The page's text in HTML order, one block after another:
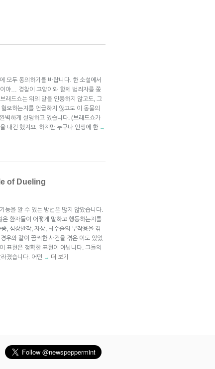
모두 동의하기를 바랍니다. 한 소설에서
야… 경찰이 고양이와 함께 범죄자를 쫓
래드쇼는 위의 말을 인용하지 않고도, 그
오하는지를 언급하지 않고도 이 동물의
벽하게 설명하고 있습니다. (브래드쇼가
내긴 했지요. 하지만 누구나 인생에 한 →
of Dueling
능을 알 수 있는 방법은 많지 않았습니다.
환자들이 어떻게 말하고 행동하는지를
, 심장발작, 자상, 뇌수술의 부작용을 겪
우와 같이 끔찍한 사건을 겪은 이도 있었
표현은 정확한 표현이 아닙니다. 그들의
졌습니다. 어떤 → 더 보기